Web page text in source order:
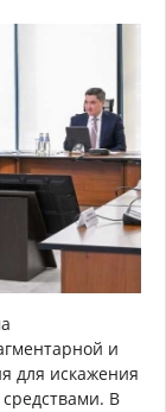
и
для искажения
В